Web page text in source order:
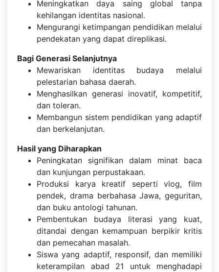
Meningkatkan daya saing global tanpa
kehilangan identitas nasional.
Mengurangi ketimpangan pendidikan melalui
pendekatan yang dapat direplikasi.
Bagi Generasi Selanjutnya
Mewariskan identitas budaya melalui
pelestarian bahasa daerah.
Menghasilkan generasi inovatif, kompetitif,
dan toleran.
Membangun sistem pendidikan yang adaptif
dan berkelanjutan.
Hasil yang Diharapkan
Peningkatan signifikan dalam minat baca
dan kunjungan perpustakaan.
Produksi karya kreatif seperti vlog, film
pendek, drama berbahasa Jawa, geguritan,
dan buku antologi tahunan.
Pembentukan budaya literasi yang kuat,
ditandai dengan kemampuan berpikir kritis
dan pemecahan masalah.
Siswa yang adaptif, responsif, dan memiliki
keterampilan abad 21 untuk menghadapi